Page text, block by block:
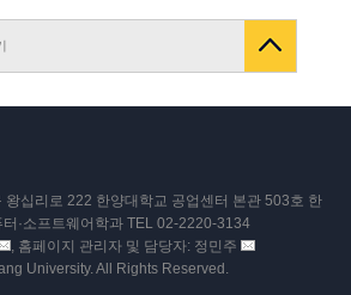
십리로 222 한양대학교 공업센터 본관 503호 한
·소프트웨어학과 TEL 02-2220-3134
, 홈페이지 관리자 및 담당자: 정민주 이
University. All Rights Reserved.